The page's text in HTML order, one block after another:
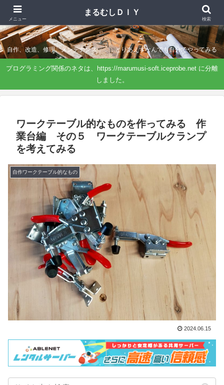
まるむしＤＩＹ
自作、改造、修理、メンテナンス．．．とりあえずなんでも自分でやってみる
プログラミング関係のネタは、https://marumusi-soft.iceprobe.net に分離
しました。
ワークテーブル的なものを作ってみる 作
業台編 その５ ワークテーブルクランプ
を考えてみる
自作ワークテーブル的なもの
2024.06.15
メニュー
まるむしＤＩＹ
検索